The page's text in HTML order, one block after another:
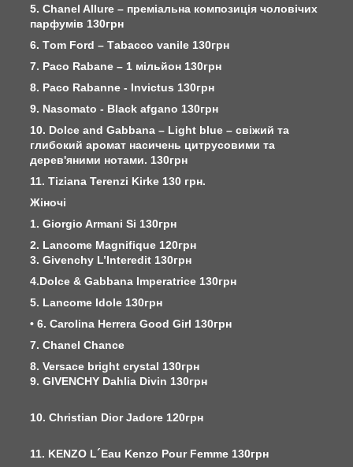
5. Chanel Allure – преміальна композиція чоловічих
парфумів 130грн
6. Тom Ford – Тabacco vanile 130грн
7. Paco Rabane – 1 мільйон 130грн
8. Paco Rabanne - Invictus 130грн
9. Nasomato - Black afgano 130грн
10. Dolce and Gabbana – Light blue – свіжий та
глибокий аромат насичень цитрусовими та
дерев'яними нотами. 130грн
11. Tiziana Terenzi Kirke 130 грн.
Жіночі
1. Giorgio Armani Si 130грн
2. Lancome Magnifique 120грн
3. Givenchy L’Interedit 130грн
4.Dolce & Gabbana Imperatrice 130грн
5. Lancome Idole 130грн
• 6. Carolina Herrera Good Girl 130грн
7. Chanel Chance
8. Versace bright crystal 130грн
9. GIVENCHY Dahlia Divin 130грн
10. Christian Dior Jadore 120грн
11. KENZO L´Eau Kenzo Pour Femme 130грн